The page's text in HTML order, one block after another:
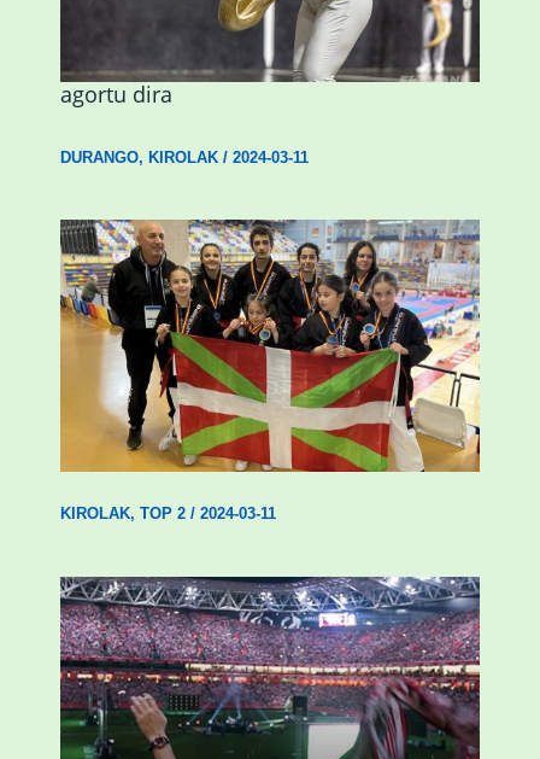
Astelehenean Durangon jokatuko den
emakumezkoen zesta finaleko sarrerak
agortu dira
DURANGO, KIROLAK/ 2024-03-11
Wadokan garaile Espainiako txapelketan
14 dominarekin
KIROLAK, TOP 2/ 2024-03-11